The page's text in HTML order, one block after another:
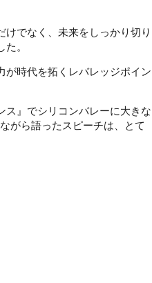
でなく、未来をしっかり切り
。
が時代を拓くレバレッジポイン
ス』でシリコンバレーに大きな
がら語ったスピーチは、とて